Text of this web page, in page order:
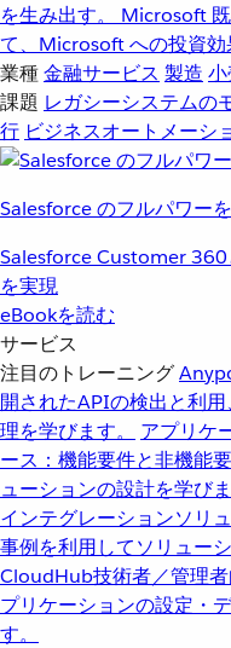
を生み出す。
Microsoft
て、Microsoft への投資効
業種金融サービス 製造
課題 レガシーシステムの
行 ビジネスオートメーシ
Salesforce のフルパワー
Salesforce Customer
を実現
eBookを読む
サービス
注目のトレーニング
開されたAPIの検出と利
理を学びます。
アプリケ
ース：機能要件と非機能
ューションの設計を学びま
インテグレーションソリ
事例を利用してソリュー
CloudHub技術者／管理
プリケーションの設定・
す。